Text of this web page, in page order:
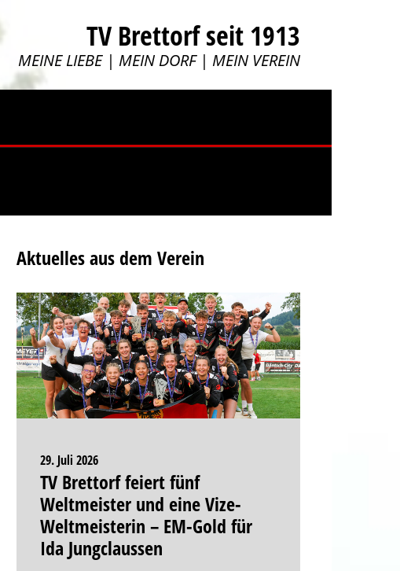
TV Brettorf seit 1913
MEINE LIEBE | MEIN DORF | MEIN VEREIN
Aktuelles aus dem Verein
29. Juli 2026
TV Brettorf feiert fünf
Weltmeister und eine Vize-
Weltmeisterin – EM-Gold für
Ida Jungclaussen